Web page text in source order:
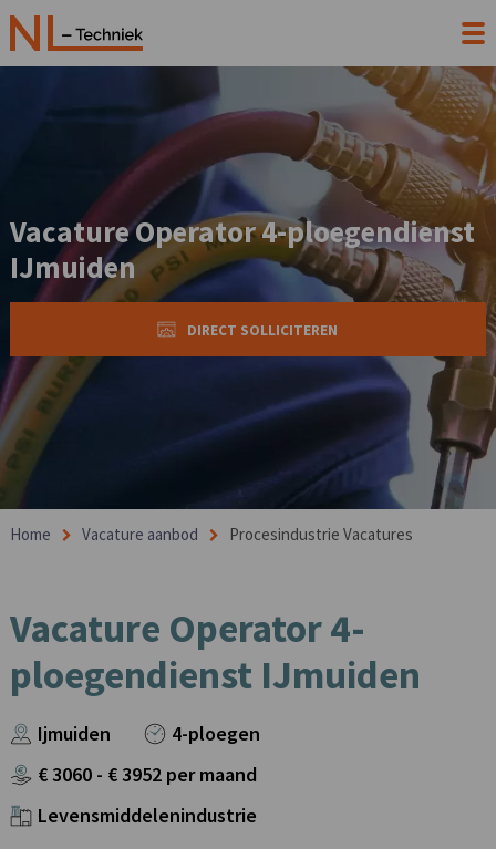
Vacature Operator 4-ploegendienst
IJmuiden
DIRECT SOLLICITEREN
Home Vacature aanbod Procesindustrie Vacatures
Vacature Operator 4-
ploegendienst IJmuiden
Ijmuiden
4-ploegen
€3060 - €3952 per maand
Levensmiddelenindustrie